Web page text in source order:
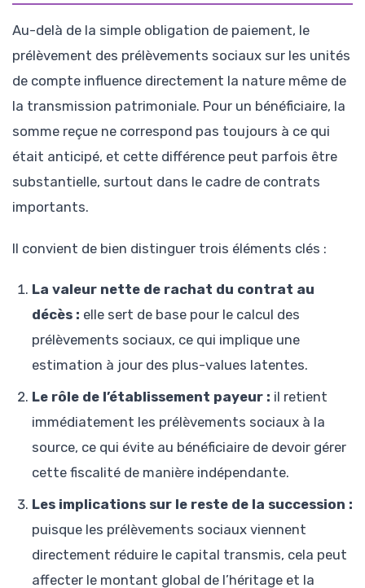
Au-delà de la simple obligation de paiement, le
prélèvement des prélèvements sociaux sur les unités
de compte influence directement la nature même de
la transmission patrimoniale. Pour un bénéficiaire, la
somme reçue ne correspond pas toujours à ce qui
était anticipé, et cette différence peut parfois être
substantielle, surtout dans le cadre de contrats
importants.
Il convient de bien distinguer trois éléments clés :
La valeur nette de rachat du contrat au
décès : elle sert de base pour le calcul des
prélèvements sociaux, ce qui implique une
estimation à jour des plus-values latentes.
Le rôle de l’établissement payeur : il retient
immédiatement les prélèvements sociaux à la
source, ce qui évite au bénéficiaire de devoir gérer
cette fiscalité de manière indépendante.
Les implications sur le reste de la succession :
puisque les prélèvements sociaux viennent
directement réduire le capital transmis, cela peut
affecter le montant global de l’héritage et la